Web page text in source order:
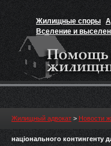
Жилищные споры
Вселение и
Признание прав на
Жилищный адвокат > Новости
національного контингенту